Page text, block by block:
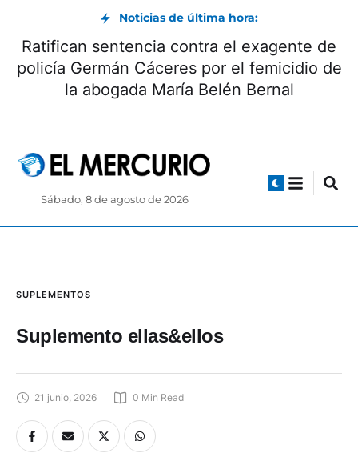
Noticias de última hora:
Ratifican sentencia contra el exagente de
policía Germán Cáceres por el femicidio de
la abogada María Belén Bernal
Sábado, 8 de agosto de 2026
SUPLEMENTOS
Suplemento ellas&ellos
21 junio, 2026 0 Min Read